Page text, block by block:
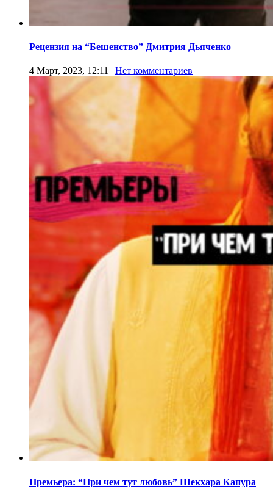
Рецензия на “Бешенство” Дмитрия Дьяченко
4 Март, 2023, 12:11 | Нет комментариев
Премьера: “При чем тут любовь” Шекхара Капура